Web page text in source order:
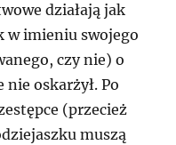
działają jak
w imieniu swojego
czy nie) o
oskarżył. Po
(przecież
muszą